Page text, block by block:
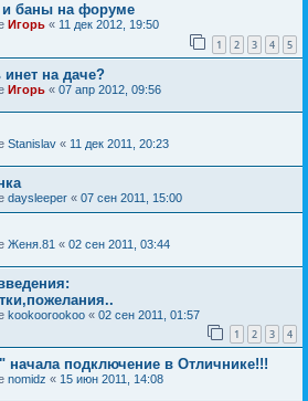
и баны на форуме
Игорь « 11 дек 2012, 19:50
1 2 3 4 5
инет на даче?
Игорь « 07 апр 2012, 09:56
Stanislav « 11 дек 2011, 20:23
daysleeper « 07 сен 2011, 15:00
Женя.81 « 02 сен 2011, 03:44
kookoorookoo « 02 сен 2011, 01:57
1 2 3 4
подключение в Отличнике!!!
nomidz « 15 июн 2011, 14:08